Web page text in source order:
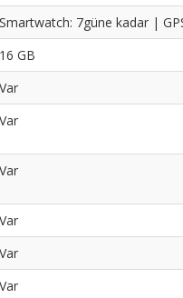
Smartwatch: 7güne kadar |
16 GB
Var
Var
Var
Var
Var
Var